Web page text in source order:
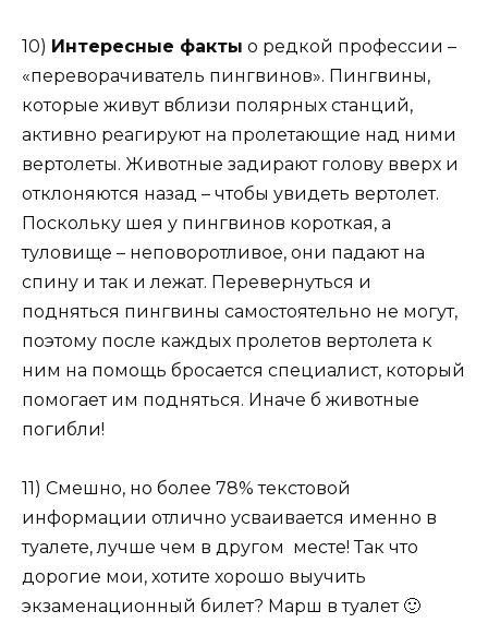
10) Интересные факты о редкой профессии –
«переворачиватель пингвинов». Пингвины,
которые живут вблизи полярных станций,
активно реагируют на пролетающие над ними
вертолеты. Животные задирают голову вверх и
отклоняются назад – чтобы увидеть вертолет.
Поскольку шея у пингвинов короткая, а
туловище – неповоротливое, они падают на
спину и так и лежат. Перевернуться и
подняться пингвины самостоятельно не могут,
поэтому после каждых пролетов вертолета к
ним на помощь бросается специалист, который
помогает им подняться. Иначе б животные
погибли!
11) Смешно, но более 78% текстовой
информации отлично усваивается именно в
туалете, лучше чем в другом месте! Так что
дорогие мои, хотите хорошо выучить
экзаменационный билет? Марш в туалет 🙂